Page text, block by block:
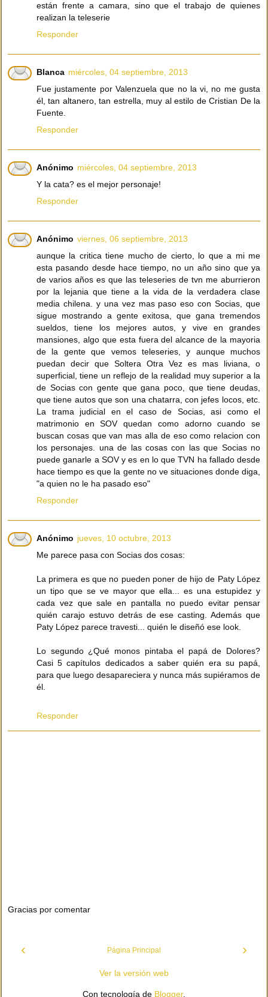
están frente a camara, sino que el trabajo de quienes
realizan la teleserie
Responder
Blanca miércoles, 04 septiembre, 2013
Fue justamente por Valenzuela que no la vi, no me gusta
él, tan altanero, tan estrella, muy al estilo de Cristian De la
Fuente.
Responder
Anónimo miércoles, 04 septiembre, 2013
Y la cata? es el mejor personaje!
Responder
Anónimo viernes, 06 septiembre, 2013
aunque la critica tiene mucho de cierto, lo que a mi me
esta pasando desde hace tiempo, no un año sino que ya
de varios años es que las teleseries de tvn me aburrieron
por la lejania que tiene a la vida de la verdadera clase
media chilena. y una vez mas paso eso con Socias, que
sigue mostrando a gente exitosa, que gana tremendos
sueldos, tiene los mejores autos, y vive en grandes
mansiones, algo que esta fuera del alcance de la mayoria
de la gente que vemos teleseries, y aunque muchos
puedan decir que Soltera Otra Vez es mas liviana, o
superficial, tiene un reflejo de la realidad muy superior a la
de Socias con gente que gana poco, que tiene deudas,
que tiene autos que son una chatarra, con jefes locos, etc.
La trama judicial en el caso de Socias, asi como el
matrimonio en SOV quedan como adorno cuando se
buscan cosas que van mas alla de eso como relacion con
los personajes. una de las cosas con las que Socias no
puede ganarle a SOV y es en lo que TVN ha fallado desde
hace tiempo es que la gente no ve situaciones donde diga,
"a quien no le ha pasado eso"
Responder
Anónimo jueves, 10 octubre, 2013
Me parece pasa con Socias dos cosas:
La primera es que no pueden poner de hijo de Paty López
un tipo que se ve mayor que ella... es una estupidez y
cada vez que sale en pantalla no puedo evitar pensar
quién carajo estuvo detrás de ese casting. Además que
Paty López parece travesti... quién le diseñó ese look.
Lo segundo ¿Qué monos pintaba el papá de Dolores?
Casi 5 capítulos dedicados a saber quién era su papá,
para que luego desapareciera y nunca más supiéramos de
él.
Responder
Gracias por comentar
‹ ›
Página Principal
Ver la versión web
Con tecnología de Blogger.